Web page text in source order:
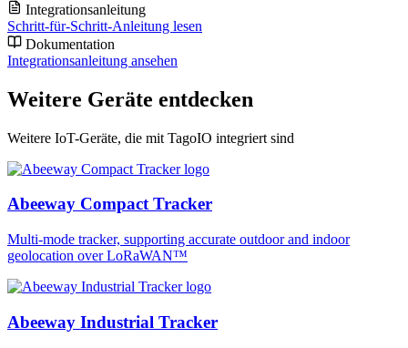
Integrationsanleitung
Schritt-für-Schritt-Anleitung lesen
Dokumentation
Integrationsanleitung ansehen
Weitere Geräte entdecken
Weitere IoT-Geräte, die mit TagoIO integriert sind
Abeeway Compact Tracker
Multi-mode tracker, supporting accurate outdoor and indoor
geolocation over LoRaWAN™
Abeeway Industrial Tracker